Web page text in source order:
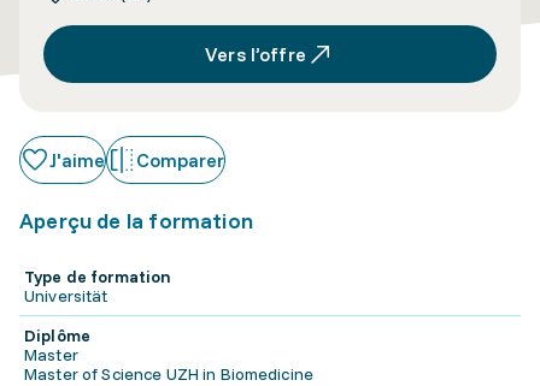
Vers l’offre
J'aime Comparer
Aperçu de la formation
Type de formation
Universität
Diplôme
Master
Master of Science UZH in Biomedicine